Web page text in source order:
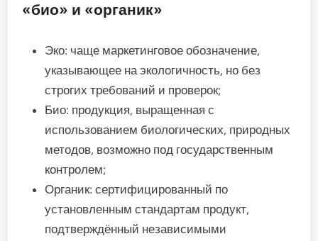
«био» и «органик»
Эко: чаще маркетинговое обозначение,
указывающее на экологичность, но без
строгих требований и проверок;
Био: продукция, выращенная с
использованием биологических, природных
методов, возможно под государственным
контролем;
Органик: сертифицированный по
установленным стандартам продукт,
подтверждённый независимыми